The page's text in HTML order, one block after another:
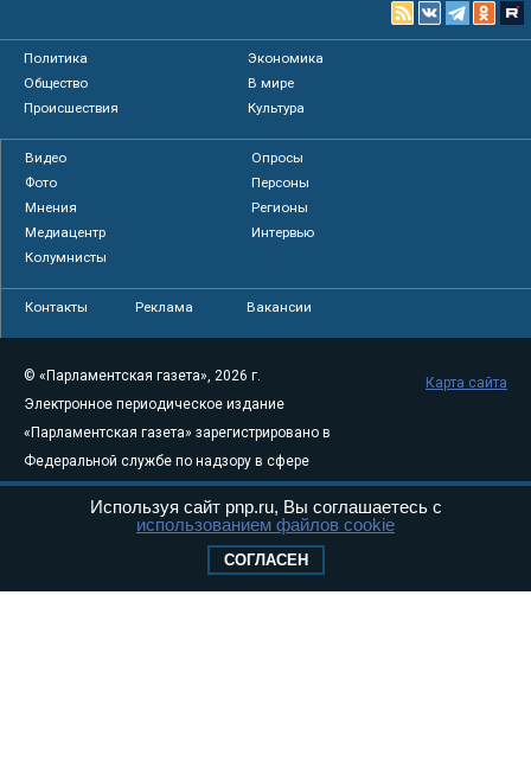
Политика
Экономика
Общество
В мире
Происшествия
Культура
Видео
Опросы
Фото
Персоны
Мнения
Регионы
Медиацентр
Интервью
Колумнисты
Контакты Реклама Вакансии
© «Парламентская газета», 2026 г.
Электронное периодическое издание
«Парламентская газета» зарегистрировано в
Федеральной службе по надзору в сфере
связи, информационных технологий и
массовых коммуникаций (Роскомнадзор) 05
Свидетельство о регистрации Эл № ФС77-
Карта сайта
Используя сайт pnp.ru, Вы соглашаетесь с
использованием файлов cookie
СОГЛАСЕН